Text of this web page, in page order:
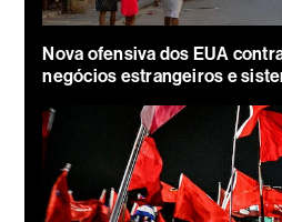
Nova ofensiva dos EUA
negócios estrangeiros e